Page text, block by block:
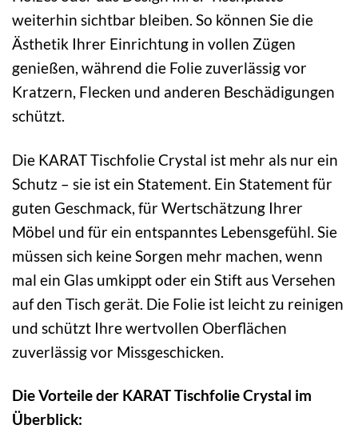
weiterhin sichtbar bleiben. So können Sie die
Ästhetik Ihrer Einrichtung in vollen Zügen
genießen, während die Folie zuverlässig vor
Kratzern, Flecken und anderen Beschädigungen
schützt.
Die KARAT Tischfolie Crystal ist mehr als nur ein
Schutz – sie ist ein Statement. Ein Statement für
guten Geschmack, für Wertschätzung Ihrer
Möbel und für ein entspanntes Lebensgefühl. Sie
müssen sich keine Sorgen mehr machen, wenn
mal ein Glas umkippt oder ein Stift aus Versehen
auf den Tisch gerät. Die Folie ist leicht zu reinigen
und schützt Ihre wertvollen Oberflächen
zuverlässig vor Missgeschicken.
Die Vorteile der KARAT Tischfolie Crystal im
Überblick: